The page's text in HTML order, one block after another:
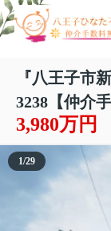
『八王子市
3238【仲介
3,980万円
1/29